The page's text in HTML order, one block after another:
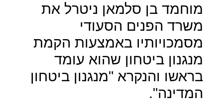
מוחמד בן סלמאן ניטרל את
משרד הפנים הסעודי
מסמכויותיו באמצעות הקמת
מנגנון ביטחון שהוא עומד
בראשו והנקרא "מנגנון ביטחון
המדינה".